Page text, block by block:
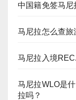
中国籍免签马尼
马尼拉怎么查旅
马尼拉入境
马尼拉WLO是
拉吗？